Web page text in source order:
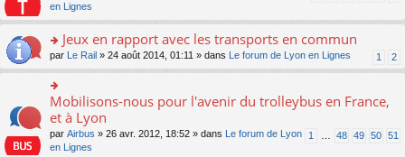
o
n
lu
le
pl
u
s
ré
c
e
s
a
g
e
n
o
n
le
n
s
er
le
m
e
s
s
g
en Lignes
o
n
s
ult
er
le
m
e
Jeux en rapport avec les transports en commun
1 2
par Le Rail » 24 août 2014, 01:11 » dans Le forum de Lyon en Lignes
o
n
ult
Mobilisons-nous pour l'avenir du trolleybus en France,
et à Lyon
1 48 49 50 51
par Airbus » 26 avr. 2012, 18:52 » dans
Le forum de Lyon
en Lignes